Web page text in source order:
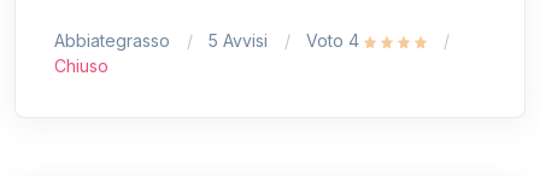
Abbiategrasso 5 Avvisi
Voto 4
Chiuso